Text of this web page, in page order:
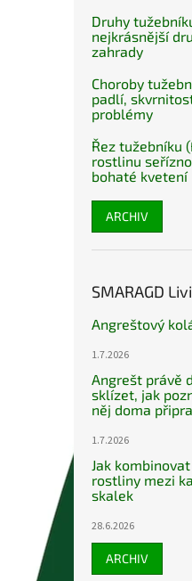
Druhy
nejkrásnější
zahrady
Choroby
padlí,
problémy
Řez tužebníku
rostlinu
bohaté kvetení
ARCHIV
SMARAGD
Angreštový
1.7.2026
Angrešt právě
sklízet, jak
něj doma
1.7.2026
Jak
rostliny mezi
skalek
28.6.2026
ARCHIV